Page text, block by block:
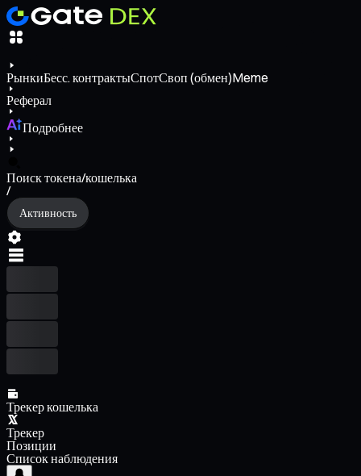
РынкиБесс. контрактыСпотСвоп (обмен)Meme
Реферал
Подробнее
Поиск токена/кошелька
/
Активность
Трекер кошелька
Трекер
Позиции
Список наблюдения